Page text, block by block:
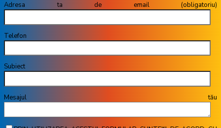
Adresa ta de email (obligatoriu)
Telefon
Subiect
Mesajul tău